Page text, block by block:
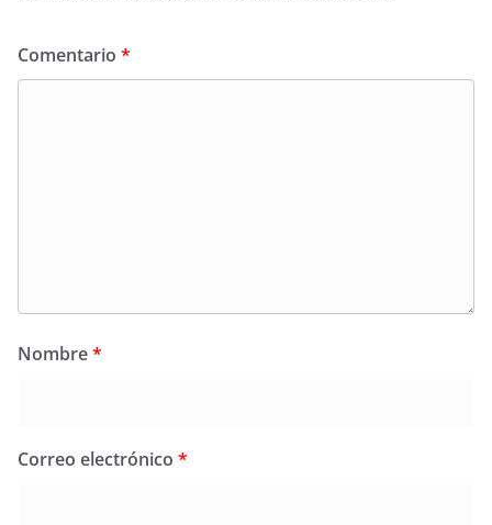
Comentario *
Nombre*
Correo electrónico *